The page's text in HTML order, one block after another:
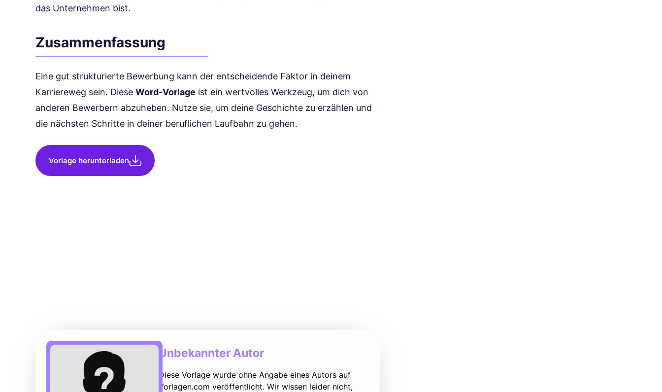
das Unternehmen bist.
Zusammenfassung
Eine gut strukturierte Bewerbung kann der entscheidende Faktor in deinem
Karriereweg sein. Diese Word-Vorlage ist ein wertvolles Werkzeug, um dich von
anderen Bewerbern abzuheben. Nutze sie, um deine Geschichte zu erzählen und
die nächsten Schritte in deiner beruflichen Laufbahn zu gehen.
Vorlage herunterladen
Unbekannter Autor
Diese Vorlage wurde ohne Angabe eines Autors auf
Vorlagen.com veröffentlicht. Wir wissen leider nicht,